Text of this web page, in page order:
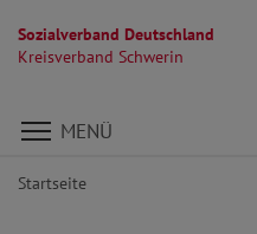
Sozialverband Deutschland
Kreisverband Schwerin
Direkt zu den Inhalten
MENÜ
Startseite